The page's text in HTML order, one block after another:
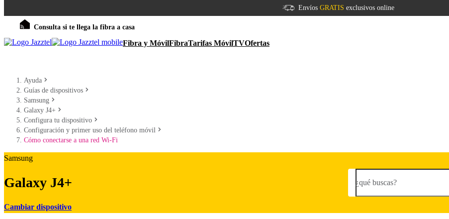
Envíos GRATIS exclusivos online
Consulta si te llega la fibra a casa
Fibra y MóvilFibraTarifas MóvilTVOfertas
Ayuda
Guías de dispositivos
Samsung
Galaxy J4+
Configura tu dispositivo
Configuración y primer uso del teléfono móvil
Cómo conectarse a una red Wi-Fi
Samsung
Galaxy J4+
Cambiar dispositivo
¿qué buscas?